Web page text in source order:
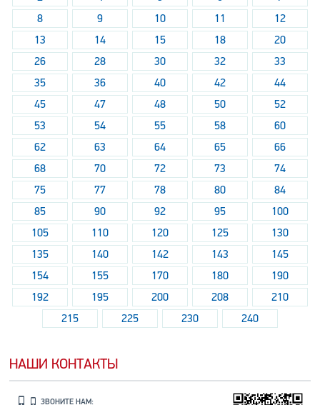
8
9 10 11
12
13
14 15 18
20
26
28 30 32
33
35
36 40 42
44
45
47 48 50
52
53
54 55 58
60
62
63 64 65
66
68
70 72 73
74
75
77 78 80
84
85
90 92 95
100
105
110 120 125
130
135
140 142 143
145
154
155 170 180
190
192
195 200 208
210
215
225 230 240
НАШИ КОНТАКТЫ
ЗВОНИТЕ НАМ: